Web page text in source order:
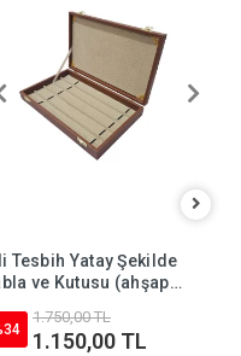
Tesbih Yatay Şekilde
ve Kutusu (ahşap
1.750,00 TL
1.150,00 TL